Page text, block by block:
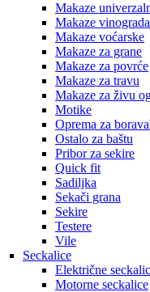
Makaze
Makaze
Makaze voćarske
Makaze za grane
Makaze za povrće
Makaze za travu
Makaze za živu
Motike
Oprema za
Ostalo za baštu
Pribor za sekire
Quick fit
Sadiljka
Sekači grana
Sekire
Testere
Vile
Seckalice
Električne
Motorne seckalice